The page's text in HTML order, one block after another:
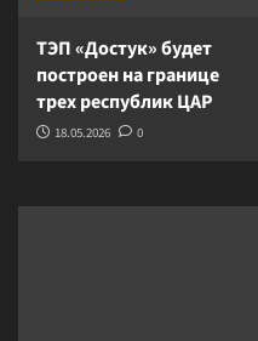
ТЭП «Достук» будет
построен на границе
трех республик ЦАР
18.05.2026 0